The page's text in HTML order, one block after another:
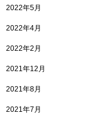
2022年5月
2022年4月
2022年2月
2021年12月
2021年8月
2021年7月